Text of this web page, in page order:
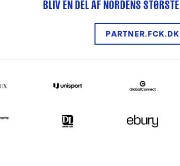
BLIV EN DEL AF NORDENS
PARTNER.FCK.DK